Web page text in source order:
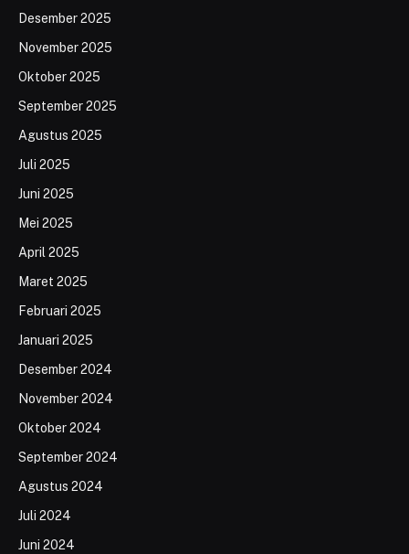
Desember 2025
November 2025
Oktober 2025
September 2025
Agustus 2025
Juli 2025
Juni 2025
Mei 2025
April 2025
Maret 2025
Februari 2025
Januari 2025
Desember 2024
November 2024
Oktober 2024
September 2024
Agustus 2024
Juli 2024
Juni 2024